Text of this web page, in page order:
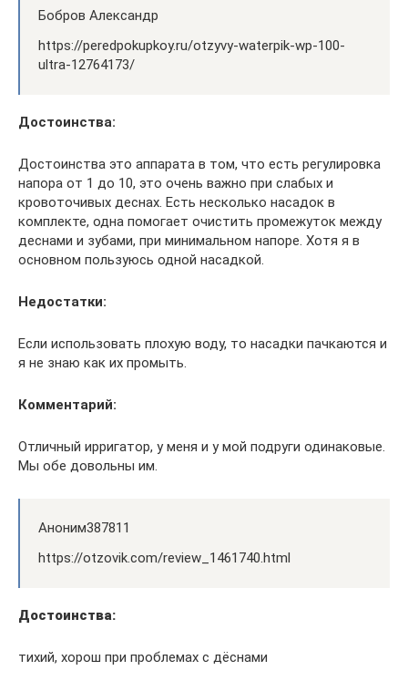
Бобров Александр
https://peredpokupkoy.ru/otzyvy-waterpik-wp-100-
ultra-12764173/
Достоинства:
Достоинства это аппарата в том, что есть регулировка
напора от 1 до 10, это очень важно при слабых и
кровоточивых деснах. Есть несколько насадок в
комплекте, одна помогает очистить промежуток между
деснами и зубами, при минимальном напоре. Хотя я в
основном пользуюсь одной насадкой.
Недостатки:
Если использовать плохую воду, то насадки пачкаются и
я не знаю как их промыть.
Комментарий:
Отличный ирригатор, у меня и у мой подруги одинаковые.
Мы обе довольны им.
Аноним387811
https://otzovik.com/review_1461740.html
Достоинства:
тихий, хорош при проблемах с дёснами